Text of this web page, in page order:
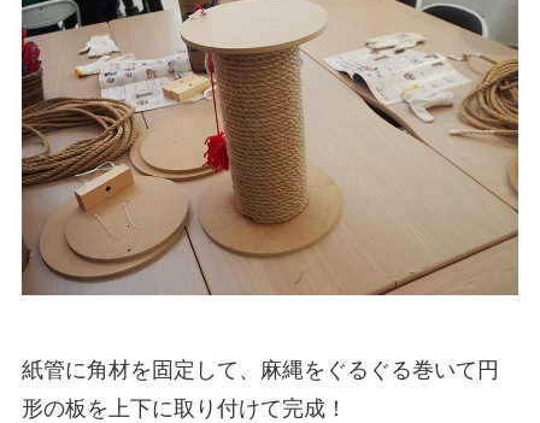
紙管に角材を固定して、麻縄をぐるぐる巻いて円
形の板を上下に取り付けて完成！